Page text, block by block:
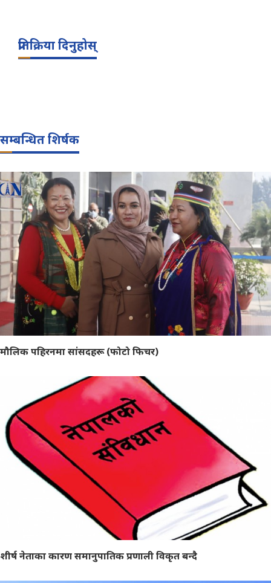
प्रतिक्रिया दिनुहोस्
सम्बन्धित शिर्षक
मौलिक पहिरनमा सांसदहरू (फोटो फिचर)
शीर्ष नेताका कारण समानुपातिक प्रणाली विकृत बन्दै